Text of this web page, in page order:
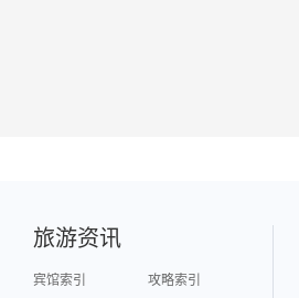
旅游资讯
宾馆索引
攻略索引